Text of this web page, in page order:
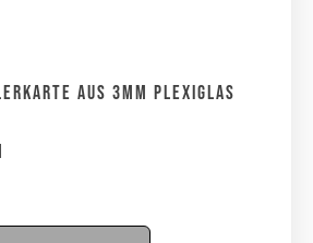
aus 3mm Plexiglas